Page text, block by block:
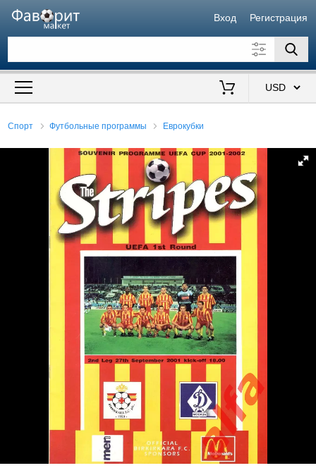
Вход Регистрация
Искать также в описании
Спорт Футбольные программы Еврокубки